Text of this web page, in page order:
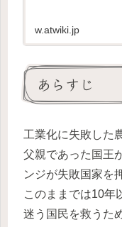
w.atwiki.jp
あらすじ
工業化に失敗した
父親であった国王
ンジが失敗国家を
このままでは10年
迷う国民を救うた